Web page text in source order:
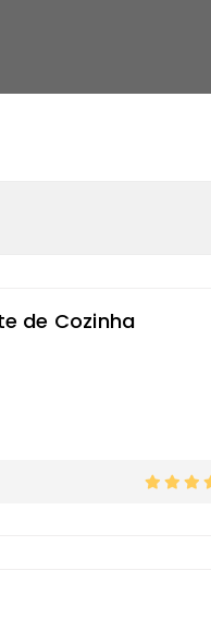
de Cozinha